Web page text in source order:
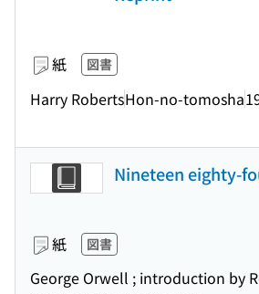
紙 図書
Harry RobertsHon-no-tomosha
Nineteen eighty-
紙 図書
George Orwell ; introduction by